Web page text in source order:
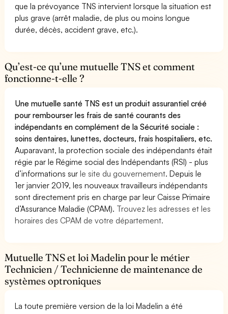
que la prévoyance TNS intervient lorsque la situation est
plus grave (arrêt maladie, de plus ou moins longue
durée, décès, accident grave, etc.).
Qu’est-ce qu’une mutuelle TNS et comment
fonctionne-t-elle ?
Une mutuelle santé TNS est un produit assurantiel créé
pour rembourser les frais de santé courants des
indépendants en complément de la Sécurité sociale :
soins dentaires, lunettes, docteurs, frais hospitaliers, etc.
Auparavant, la protection sociale des indépendants était
régie par le Régime social des Indépendants (RSI) - plus
d’informations surle site du gouvernement. Depuis le
1er janvier 2019, les nouveaux travailleurs indépendants
sont directement pris en charge par leur Caisse Primaire
d’Assurance Maladie (CPAM). Trouvez les adresses et les
horaires des CPAM de votre département.
Mutuelle TNS et loi Madelin pour le métier
Technicien / Technicienne de maintenance de
systèmes optroniques
La toute première version de la loi Madelin a été